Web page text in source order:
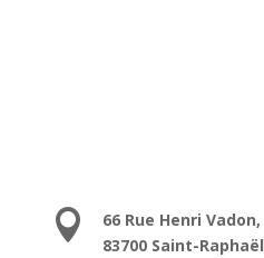

66 Rue Henri Vadon,
83700 Saint-Raphaël